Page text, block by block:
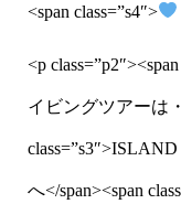
<span class=”s4″>
<p
イビングツアーは
class=”s3″>ISLAND
へ</span><span